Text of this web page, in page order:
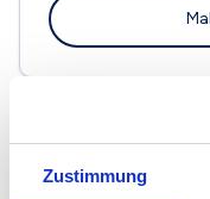
Zustimmung